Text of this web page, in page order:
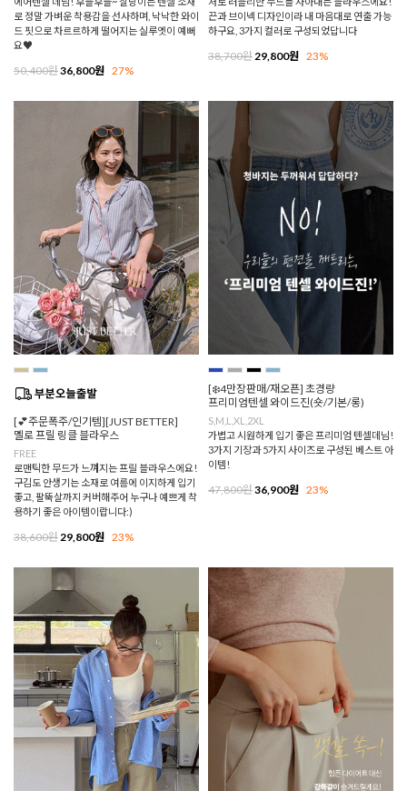
로 정말 가벼운 착용감을 선사하며, 낙낙한 와이
드 핏으로 차르르하게 떨어지는 실루엣이 예뻐
요♥
50,400원36,800원 27%
끈과 브이넥 디자인이라 내 마음대로 연출 가능
하구요, 3가지 컬러로 구성되었답니다
38,700원 29,800원 23%
[💕주문폭주/인기템][JUST BETTER]
멜로 프릴 링클 블라우스
FREE
로맨틱한 무드가 느껴지는 프릴 블라우스에요!
구김도 안생기는 소재로 여름에 이지하게 입기
좋고, 팔뚝살까지 커버해주어 누구나 예쁘게 착
용하기 좋은 아이템이랍니다:)
38,600원 29,800원 23%
[❄️4만장판매/재오픈] 초경량
프리미엄텐셀 와이드진(숏/기본/롱)
S,M,L,XL,2XL
가볍고 시원하게 입기 좋은 프리미엄 텐셀데님!
3가지 기장과 5가지 사이즈로 구성된 베스트 아
이템!
47,800원36,900원 23%